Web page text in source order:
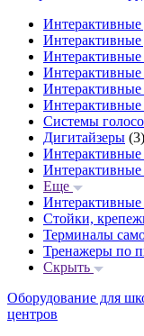
Интерактивные
Интерактивные
Интерактивные
Интерактивные
Системы
Дигитайзеры (3)
Интерактивные
Интерактивные
Еще
Стойки,
Терминалы
Тренажеры по
Скрыть
Оборудование для
центров